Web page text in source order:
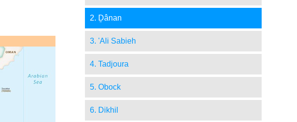
2. Ḏânan
3. 'Ali Sabieh
4. Tadjoura
5. Obock
6. Dikhil